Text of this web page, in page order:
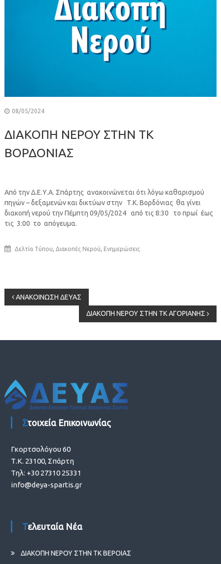
08/05/2024
ΔΙΑΚΟΠΗ ΝΕΡΟΥ ΣΤΗΝ ΤΚ
ΒΟΡΔΟΝΙΑΣ
Από την Δ.Ε.Υ.Α. Σπάρτης ανακοινώνεται ότι λόγω καθαρισμού
πηγών – δεξαμενών και δικτύων στην Τ.Κ. Βορδόνιας θα γίνει
διακοπή νερού την Πέμπτη 09/05/2024 από τις 8:30 το πρωί έως
τις 3:00 το απόγευμα.
Δελτία Τύπου, Διακοπές Νερού, Ενημερώσεις
Πλοήγηση
ΑΝΑΚΟΙΝΩΣΗ ΔΕΥΑΣ
ΔΙΑΚΟΠΗ ΝΕΡΟΥ ΣΤΗΝ ΤΚ ΑΓΟΡΙΑΝΗΣ
Στοιχεία Επικοινωνίας
Γκορτσολόγου 60
Τ.Κ. 23100, Σπάρτη
Τηλ: +30 27310 25331
info@deya-spartis.gr
Τελευταία Νέα
ΔΙΑΚΟΠΗ ΝΕΡΟΥ ΣΤΗΝ ΤΚ ΒΕΡΟΙΑΣ